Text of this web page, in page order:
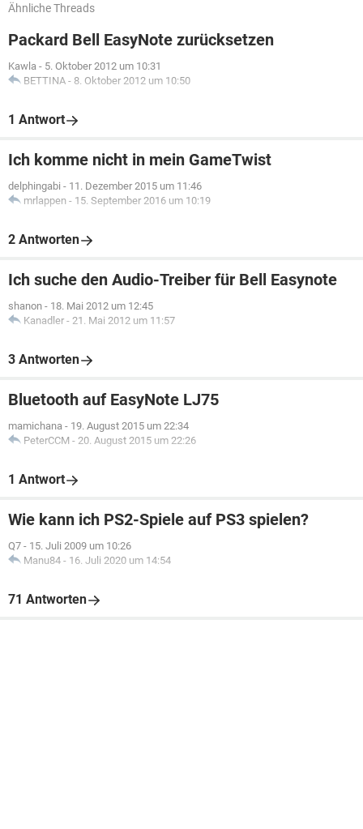
Ähnliche Threads
Packard Bell EasyNote zurücksetzen
Kawla - 5. Oktober 2012 um 10:31
BETTINA - 8. Oktober 2012 um 10:50
1 Antwort
Ich komme nicht in mein GameTwist
delphingabi - 11. Dezember 2015 um 11:46
mrlappen - 15. September 2016 um 10:19
2 Antworten
Ich suche den Audio-Treiber für Bell Easynote
shanon - 18. Mai 2012 um 12:45
Kanadler - 21. Mai 2012 um 11:57
3 Antworten
Bluetooth auf EasyNote LJ75
mamichana - 19. August 2015 um 22:34
PeterCCM - 20. August 2015 um 22:26
1 Antwort
Wie kann ich PS2-Spiele auf PS3 spielen?
Q7 - 15. Juli 2009 um 10:26
Manu84 - 16. Juli 2020 um 14:54
71 Antworten